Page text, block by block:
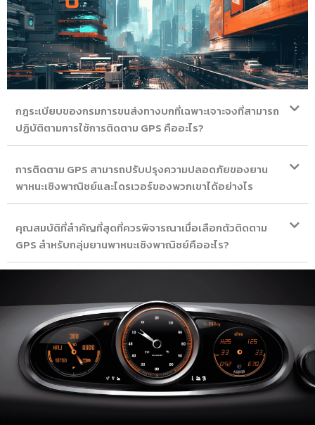
กฎระเบียบของกรมการขนส่งทางบกที่เฉพาะเจาะจงที่สามารถ
ปฏิบัติตามการใช้การติดตาม GPS คืออะไร?
การติดตาม GPS สามารถปรับปรุงความปลอดภัยของยาน
พาหนะเชิงพาณิชย์และไดรเวอร์ของพวกเขาได้อย่างไร
คุณสมบัติที่สำคัญที่สุดที่ควรพิจารณาเมื่อเลือกตัวติดตาม
GPS สำหรับกลุ่มยานพาหนะเชิงพาณิชย์คืออะไร?